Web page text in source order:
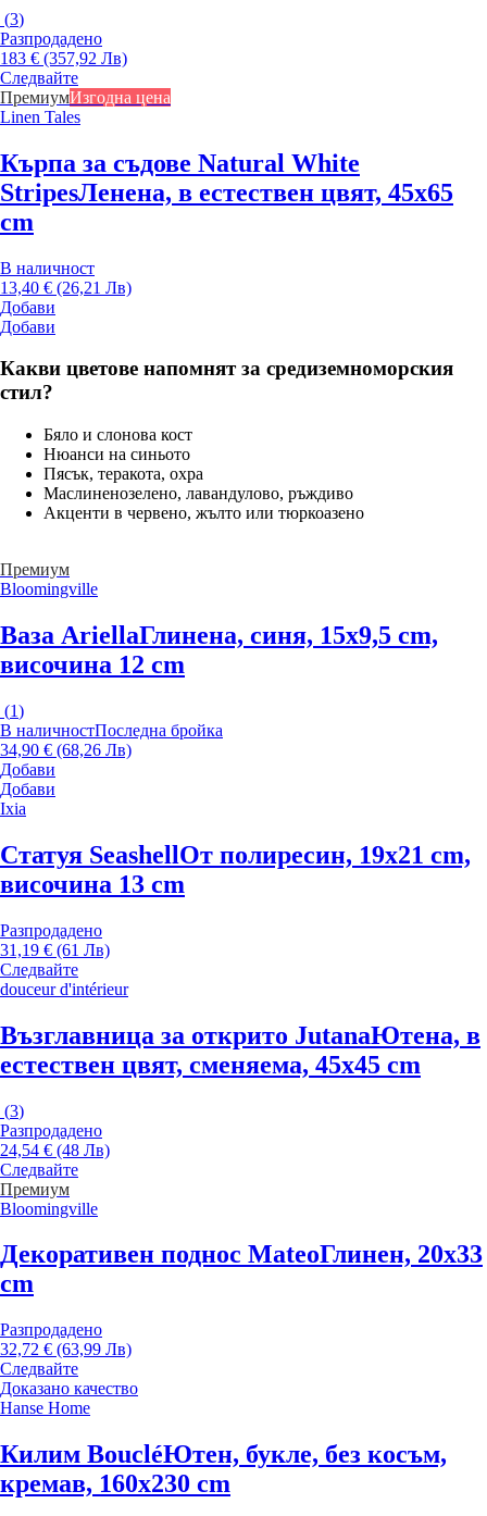
(3)
Разпродадено
183 € (357,92 Лв)
Следвайте
ПремиумИзгодна цена
Linen Tales
Кърпа за съдове Natural White
StripesЛенена, в естествен цвят, 45x65
cm
В наличност
13,40 € (26,21 Лв)
Добави
Добави
Какви цветове напомнят за средиземноморския
стил?
Бяло и слонова кост
Нюанси на синьото
Пясък, теракота, охра
Маслиненозелено, лавандулово, ръждиво
Акценти в червено, жълто или тюркоазено
Премиум
Bloomingville
Ваза AriellaГлинена, синя, 15x9,5 cm,
височина 12 cm
(1)
В наличностПоследна бройка
34,90 € (68,26 Лв)
Добави
Добави
Ixia
Статуя SeashellОт полиресин, 19x21 cm,
височина 13 cm
Разпродадено
31,19 € (61 Лв)
Следвайте
douceur d'intérieur
Възглавница за открито JutanaЮтена, в
естествен цвят, сменяема, 45x45 cm
(3)
Разпродадено
24,54 € (48 Лв)
Следвайте
Премиум
Bloomingville
Декоративен поднос MateoГлинен, 20x33
cm
Разпродадено
32,72 € (63,99 Лв)
Следвайте
Доказано качество
Hanse Home
Килим BoucléЮтен, букле, без косъм,
кремав, 160x230 cm